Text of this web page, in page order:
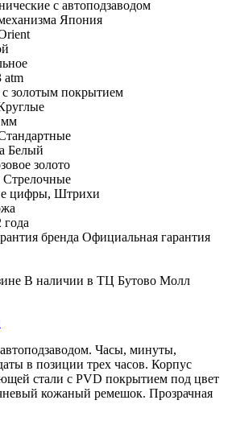
с автоподзаводом
Япония
atm
с золотым покрытием
мм
Белый
золото
Стрелочные
цифры, Штрихи
года
бренда Официальная гарантия
В наличии в ТЦ Бутово Молл
Часы, минуты,
в позиции трех часов. Корпус
стали с PVD покрытием под цвет
кожаный ремешок. Прозрачная